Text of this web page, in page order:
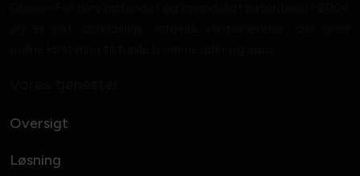
Oversigt
Løsning